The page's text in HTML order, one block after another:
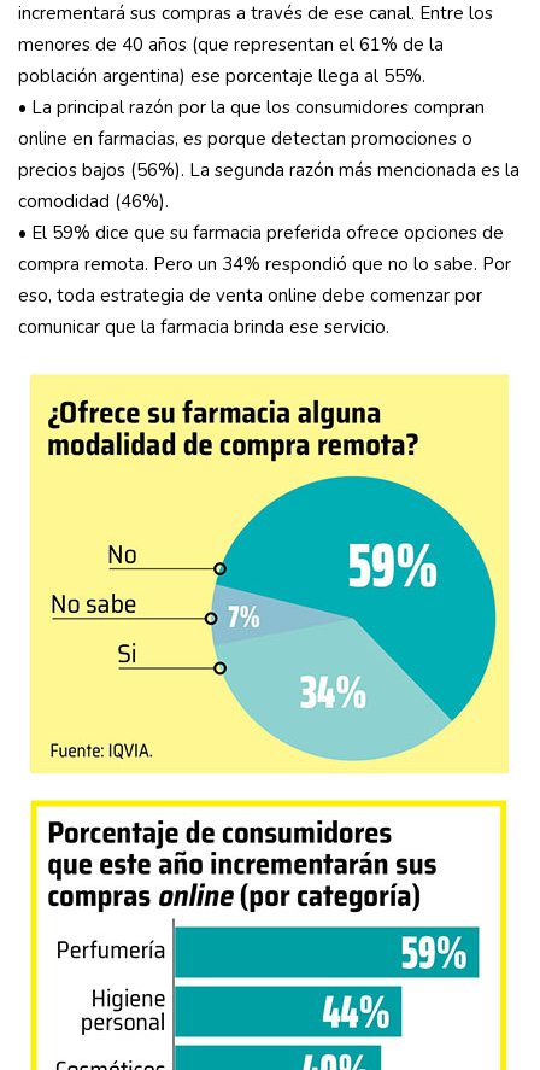
incrementará sus compras a través de ese canal. Entre los
menores de 40 años (que representan el 61% de la
población argentina) ese porcentaje llega al 55%.
• La principal razón por la que los consumidores compran
online en farmacias, es porque detectan promociones o
precios bajos (56%). La segunda razón más mencionada es la
comodidad (46%).
• El 59% dice que su farmacia preferida ofrece opciones de
compra remota. Pero un 34% respondió que no lo sabe. Por
eso, toda estrategia de venta online debe comenzar por
comunicar que la farmacia brinda ese servicio.